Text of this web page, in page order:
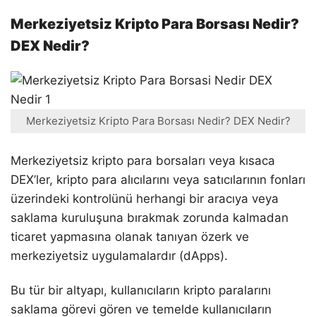
Merkeziyetsiz Kripto Para Borsası Nedir?
DEX Nedir?
Merkeziyetsiz Kripto Para Borsası Nedir? DEX Nedir?
Merkeziyetsiz kripto para borsaları veya kısaca
DEX’ler, kripto para alıcılarını veya satıcılarının fonları
üzerindeki kontrolünü herhangi bir aracıya veya
saklama kuruluşuna bırakmak zorunda kalmadan
ticaret yapmasına olanak tanıyan özerk ve
merkeziyetsiz uygulamalardır (dApps).
Bu tür bir altyapı, kullanıcıların kripto paralarını
saklama görevi gören ve temelde kullanıcıların